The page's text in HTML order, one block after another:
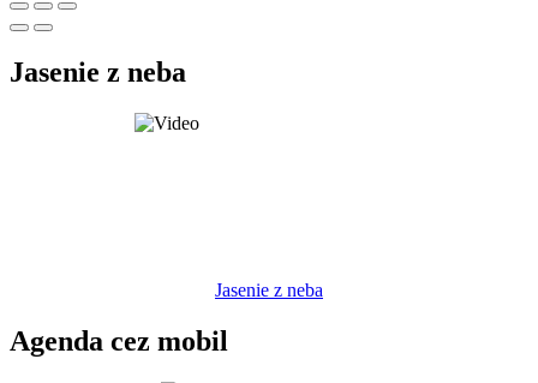
Jasenie z neba
Jasenie z neba
Agenda cez mobil